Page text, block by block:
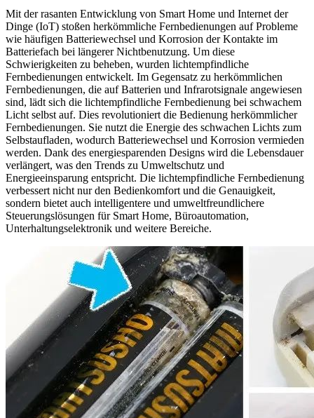
Mit der rasanten Entwicklung von Smart Home und Internet der
Dinge (IoT) stoßen herkömmliche Fernbedienungen auf Probleme
wie häufigen Batteriewechsel und Korrosion der Kontakte im
Batteriefach bei längerer Nichtbenutzung. Um diese
Schwierigkeiten zu beheben, wurden lichtempfindliche
Fernbedienungen entwickelt. Im Gegensatz zu herkömmlichen
Fernbedienungen, die auf Batterien und Infrarotsignale angewiesen
sind, lädt sich die lichtempfindliche Fernbedienung bei schwachem
Licht selbst auf. Dies revolutioniert die Bedienung herkömmlicher
Fernbedienungen. Sie nutzt die Energie des schwachen Lichts zum
Selbstaufladen, wodurch Batteriewechsel und Korrosion vermieden
werden. Dank des energiesparenden Designs wird die Lebensdauer
verlängert, was den Trends zu Umweltschutz und
Energieeinsparung entspricht. Die lichtempfindliche Fernbedienung
verbessert nicht nur den Bedienkomfort und die Genauigkeit,
sondern bietet auch intelligentere und umweltfreundlichere
Steuerungslösungen für Smart Home, Büroautomation,
Unterhaltungselektronik und weitere Bereiche.